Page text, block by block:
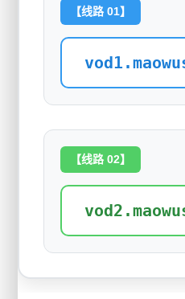
【线路 01】
【线路 02】